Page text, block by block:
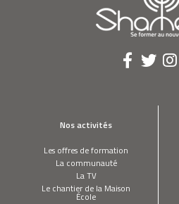
Nos activités
Les offres de formation
La communauté
La TV
Le chantier de la Maison
École